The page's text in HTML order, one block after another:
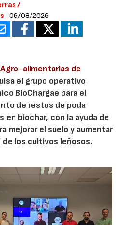
/
06/08/2026
alimentarias de
el grupo operativo
BioChargae para el
de restos de poda
en biochar, con la ayuda de
mejorar el suelo y aumentar
de los cultivos leñosos.